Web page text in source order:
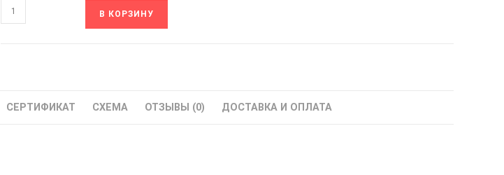
Количество
товара
НИКОМ
В КОРЗИНУ
СЕРТИФИКАТ СХЕМА ОТЗЫВЫ (0) ДОСТАВКА И ОПЛАТА